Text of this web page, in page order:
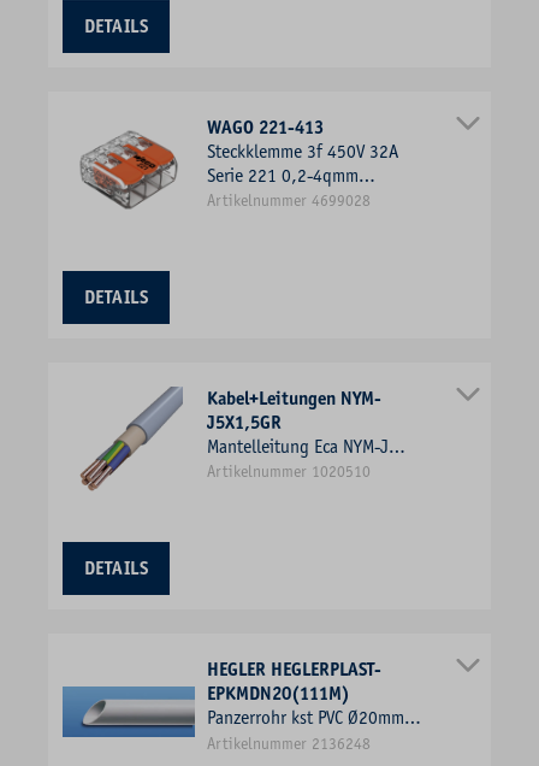
DETAILS
WAGO 221-413
Steckklemme 3f 450V 32A
Serie 221 0,2-4qmm
m.BetätiHebel f.Massivleiter
Artikelnummer 4699028
DETAILS
Kabel+Leitungen NYM-
J5X1,5GR
Mantelleitung Eca NYM-J
5x1,5qmm R100 gr 300/500V
Artikelnummer 1020510
DETAILS
HEGLER HEGLERPLAST-
EPKMDN20(111M)
Panzerrohr kst PVC Ø20mm
EPKM 3Kl gr flammwidrig
Artikelnummer 2136248